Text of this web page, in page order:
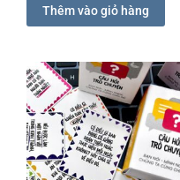
Thêm vào giỏ hàng